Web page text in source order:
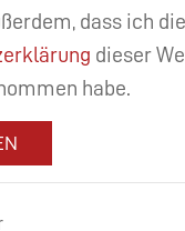
dass ich die
dieser
habe.